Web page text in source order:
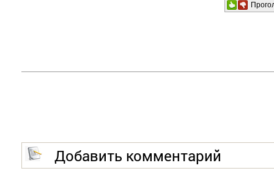
Добавить комментарий